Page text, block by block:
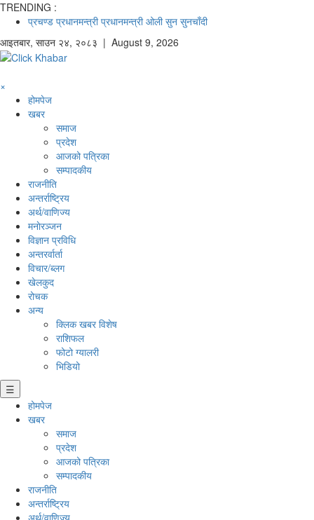
TRENDING :
प्रचण्ड प्रधानमन्त्री प्रधानमन्त्री ओली सुन सुनचाँदी
आइतबार, साउन २४, २०८३ | August 9, 2026
×
होमपेज
खबर
समाज
प्रदेश
आजको पत्रिका
सम्पादकीय
राजनीति
अन्तर्राष्ट्रिय
अर्थ/वाणिज्य
मनाेरञ्जन
विज्ञान प्रविधि
अन्तरर्वार्ता
विचार/ब्लग
खेलकुद
रोचक
अन्य
क्लिक खबर विशेष
राशिफल
फोटो ग्यालरी
भिडियो
☰
होमपेज
खबर
समाज
प्रदेश
आजको पत्रिका
सम्पादकीय
राजनीति
अन्तर्राष्ट्रिय